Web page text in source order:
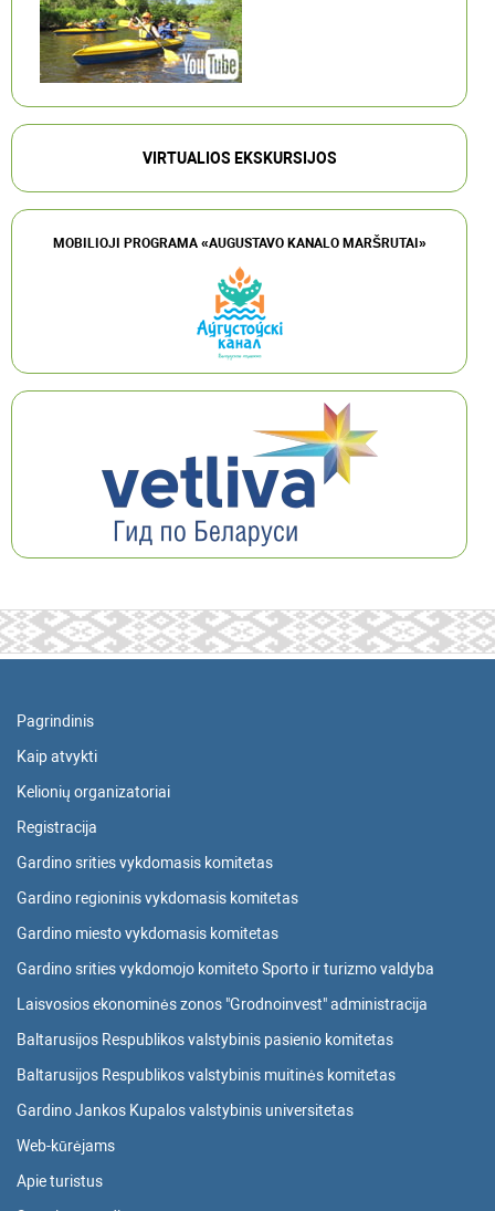
VIRTUALIOS EKSKURSIJOS
MOBILIOJI PROGRAMA «AUGUSTAVO KANALO MARŠRUTAI»
Pagrindinis
Kaip atvykti
Kelionių organizatoriai
Registracija
Gardino srities vykdomasis komitetas
Gardino regioninis vykdomasis komitetas
Gardino miesto vykdomasis komitetas
Gardino srities vykdomojo komiteto Sporto ir turizmo valdyba
Laisvosios ekonominės zonos "Grodnoinvest" administracija
Baltarusijos Respublikos valstybinis pasienio komitetas
Baltarusijos Respublikos valstybinis muitinės komitetas
Gardino Jankos Kupalos valstybinis universitetas
Web-kūrėjams
Apie turistus